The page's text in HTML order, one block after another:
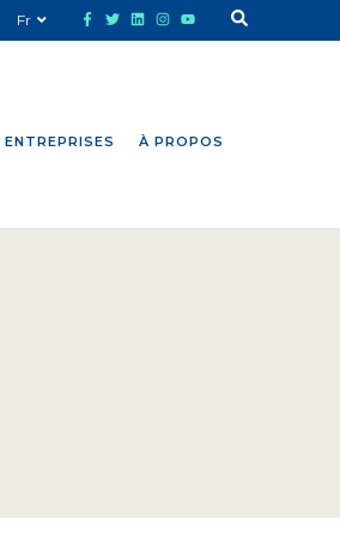
ENTREPRISES À PROPOS
Fr